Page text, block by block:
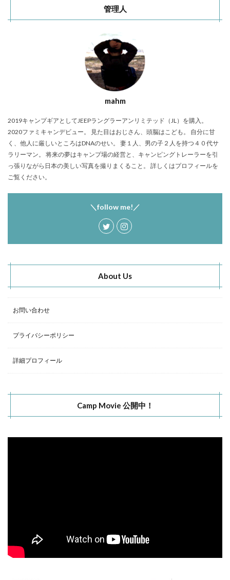
管理人
mahm
2019キャンプギアとしてJEEPラングラーアンリミテッド（JL）を購入。
2020ファミキャンデビュー。 見た目はおじさん、頭脳はこども。 自分に甘
く、他人に厳しいところはDNAのせい。 妻１人、男の子２人を持つ４０代サ
ラリーマン。 将来の夢はキャンプ場の経営と、キャンピングトレーラーを引
っ張りながら日本の美しい写真を撮りまくること。 詳しくはプロフィールを
ご覧ください。
＼follow me!／
About Us
お問い合わせ
プライバシーポリシー
詳細プロフィール
Camp Movie 公開中！